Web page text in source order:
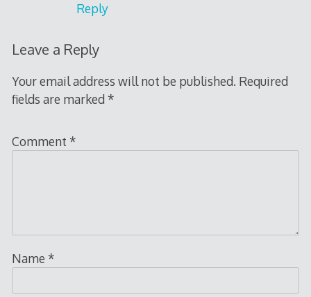
Reply
Leave a Reply
Your email address will not be published. Required
fields are marked *
Comment *
Name *